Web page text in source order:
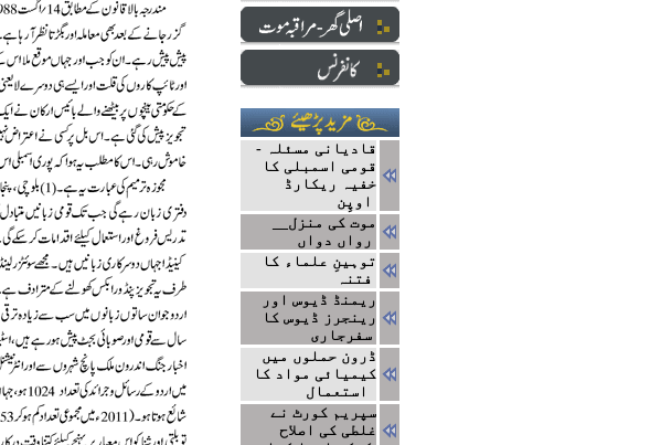
قادیانی مسئلہ -
قومی اسمبلی کا
خفیہ ریکارڈ
اوپِن
موت کی منزل__
رواں دواں
توہینِ علماء کا
فتنہ
ریمنڈ ڈیوس اور
رینجرز ڈیوس کا
سفرجاری
ڈرون حملوں میں
کیمیائی مواد کا
سپریم کورٹ نے
غلطی کی اصلاح